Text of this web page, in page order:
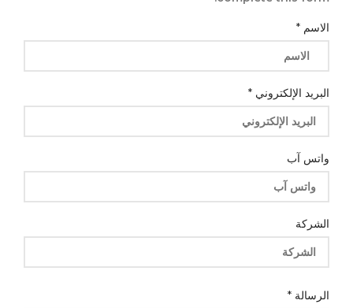
البريد
الرسالة
الاسم *
البريد الإلكتروني *
واتس آب
الشركة
الرسالة *